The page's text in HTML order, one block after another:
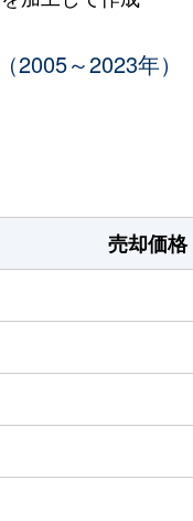
2000m²
360m²
380m²
540m²
1000m²
200m²
350m²
310m²
～2023年）
売却価格